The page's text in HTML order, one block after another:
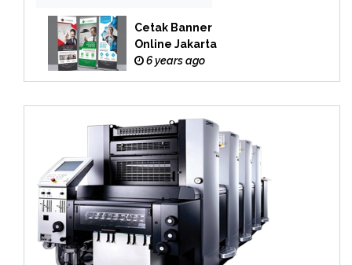
Cetak Banner
Online Jakarta
6 years ago